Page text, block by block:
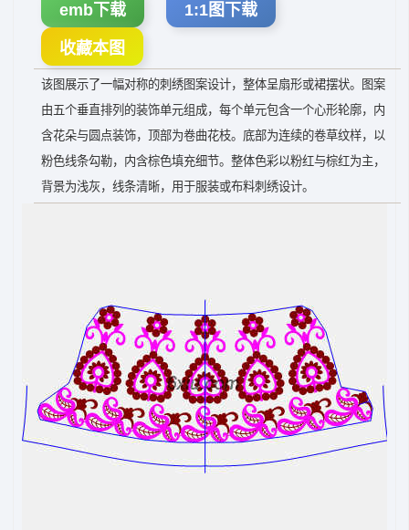
emb下载 1:1图下载
收藏本图
该图展示了一幅对称的刺绣图案设计，整体呈扇形或裙摆状。图案
由五个垂直排列的装饰单元组成，每个单元包含一个心形轮廓，内
含花朵与圆点装饰，顶部为卷曲花枝。底部为连续的卷草纹样，以
粉色线条勾勒，内含棕色填充细节。整体色彩以粉红与棕红为主，
背景为浅灰，线条清晰，用于服装或布料刺绣设计。